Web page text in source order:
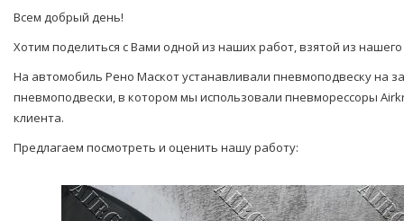
Всем добрый день!
Хотим поделиться с Вами одной из наших работ, взятой из
На автомобиль Рено Маскот устанавливали пневмоподвеску
пневмоподвески, в котором мы использовали пневморессоры
клиента.
Предлагаем посмотреть и оценить нашу работу: